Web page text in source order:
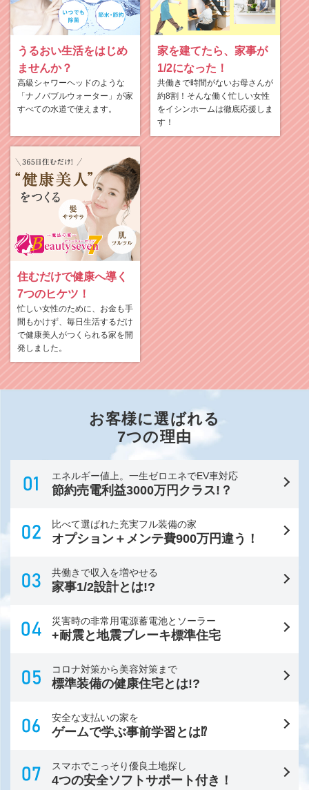
うるおい生活をはじめ
ませんか？
高級シャワーヘッドのような
「ナノバブルウォーター」が家
すべての水道で使えます。
家を建てたら、家事が
1/2になった！
共働きで時間がないお母さんが
約8割！そんな働く忙しい女性
をイシンホームは徹底応援しま
す！
住むだけで健康へ導く
7つのヒケツ！
忙しい女性のために、お金も手
間もかけず、毎日生活するだけ
で健康美人がつくられる家を開
発しました。
お客様に選ばれる
7つの理由
エネルギー値上。一生ゼロエネでEV車対応
節約売電利益3000万円クラス!？
比べて選ばれた充実フル装備の家
オプション＋メンテ費900万円違う！
共働きで収入を増やせる
家事1/2設計とは!?
災害時の非常用電源蓄電池とソーラー
+耐震と地震ブレーキ標準住宅
コロナ対策から美容対策まで
標準装備の健康住宅とは!?
安全な支払いの家を
ゲームで学ぶ事前学習とは⁉
スマホでこっそり優良土地探し
4つの安全ソフトサポート付き！